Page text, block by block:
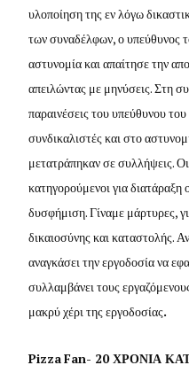
υλοποίηση της εν λόγω
των συναδέλφων, ο υπεύθυνος
αστυνομία και απαίτησε την
απειλώντας με μηνύσεις. Στη
παραινέσεις του υπεύθυνου
συνδικαλιστές και στο
μετατράπηκαν σε συλλήψεις.
κατηγορούμενοι για διατάραξη
δυσφήμιση. Γίναμε μάρτυρες,
δικαιοσύνης και καταστολής.
αναγκάσει την εργοδοσία να
συλλαμβάνει τους
μακρύ χέρι της εργοδοσίας.
PizzaFan- 20 ΧΡΟΝΙΑ